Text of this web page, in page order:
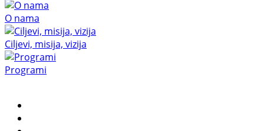
O nama
Ciljevi, misija, vizija
Programi